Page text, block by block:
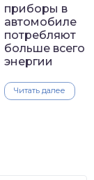
приборы в
автомобиле
потребляют
больше всего
энергии
Читать далее